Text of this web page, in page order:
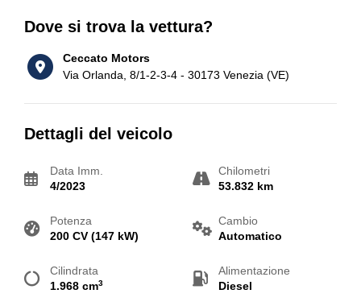
Dove si trova la vettura?
Ceccato Motors
Via Orlanda, 8/1-2-3-4 - 30173 Venezia (VE)
Dettagli del veicolo
Data Imm.
4/2023
Chilometri
53.832 km
Potenza
200 CV (147 kW)
Cambio
Automatico
Cilindrata
1.968 cm3
Alimentazione
Diesel